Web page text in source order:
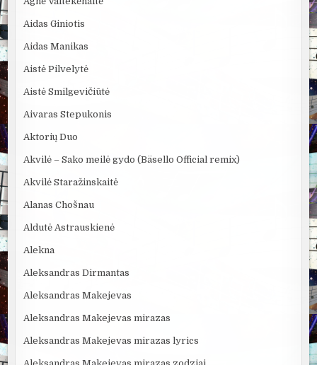
Aidas Giniotis
Aidas Manikas
Aistė Pilvelytė
Aistė Smilgevičiūtė
Aivaras Stepukonis
Aktorių Duo
Akvilė – Sako meilė gydo (Bäsello Official remix)
Akvilė Staražinskaitė
Alanas Chošnau
Aldutė Astrauskienė
Alekna
Aleksandras Dirmantas
Aleksandras Makejevas
Aleksandras Makejevas mirazas
Aleksandras Makejevas mirazas lyrics